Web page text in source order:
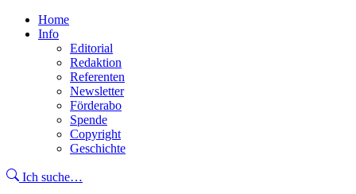
Home
Info
Editorial
Redaktion
Referenten
Newsletter
Förderabo
Spende
Copyright
Geschichte
Ich suche…